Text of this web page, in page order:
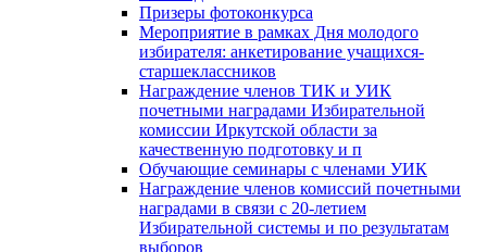
Призеры фотоконкурса
Мероприятие в рамках Дня молодого
избирателя: анкетирование учащихся-
старшеклассников
Награждение членов ТИК и УИК
почетными наградами Избирательной
комиссии Иркутской области за
качественную подготовку и п
Обучающие семинары с членами УИК
Награждение членов комиссий почетными
наградами в связи с 20-летием
Избирательной системы и по результатам
выборов